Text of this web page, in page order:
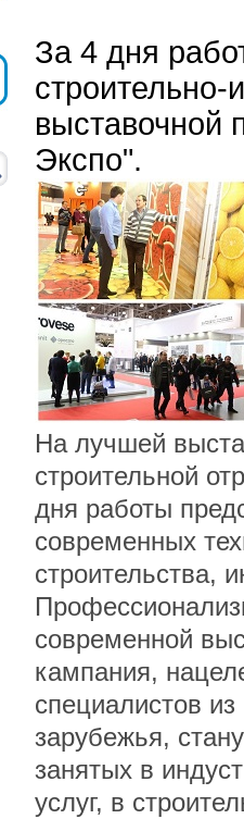
За 4 дня
выставочной
Экспо".
На лучшей
строительной
дня работы
современных
строительства,
современной
кампания,
специалистов
зарубежья,
занятых в
услуг, в